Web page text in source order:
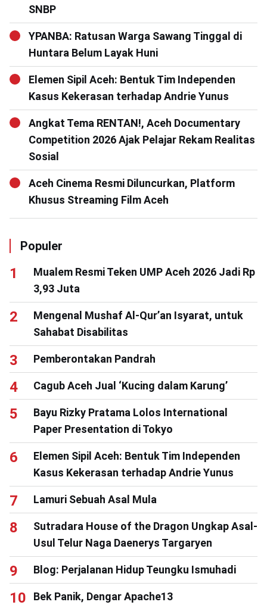
SNBP
YPANBA: Ratusan Warga Sawang Tinggal di
Huntara Belum Layak Huni
Elemen Sipil Aceh: Bentuk Tim Independen
Kasus Kekerasan terhadap Andrie Yunus
Angkat Tema RENTAN!, Aceh Documentary
Competition 2026 Ajak Pelajar Rekam Realitas
Sosial
Aceh Cinema Resmi Diluncurkan, Platform
Khusus Streaming Film Aceh
Populer
Mualem Resmi Teken UMP Aceh 2026 Jadi Rp
3,93 Juta
Mengenal Mushaf Al-Qur’an Isyarat, untuk
Sahabat Disabilitas
Pemberontakan Pandrah
Cagub Aceh Jual ‘Kucing dalam Karung’
Bayu Rizky Pratama Lolos International
Paper Presentation di Tokyo
Elemen Sipil Aceh: Bentuk Tim Independen
Kasus Kekerasan terhadap Andrie Yunus
Lamuri Sebuah Asal Mula
Sutradara House of the Dragon Ungkap Asal-
Usul Telur Naga Daenerys Targaryen
Blog: Perjalanan Hidup Teungku Ismuhadi
Bek Panik, Dengar Apache13